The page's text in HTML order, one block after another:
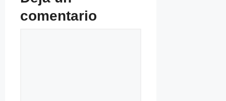
comentario